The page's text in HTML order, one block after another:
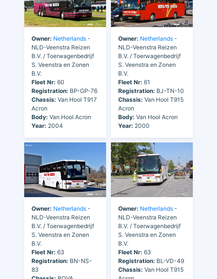
Owner: Netherlands -
NLD-Veenstra Reizen
B.V. / Toerwagenbedrijf
S. Veenstra en Zonen
B.V.
Fleet Nr: 60
Registration: BP-GP-76
Chassis: Van Hool T917
Acron
Body: Van Hool Acron
Year: 2004
Owner: Netherlands -
NLD-Veenstra Reizen
B.V. / Toerwagenbedrijf
S. Veenstra en Zonen
B.V.
Fleet Nr: 61
Registration: BJ-TN-10
Chassis: Van Hool T915
Acron
Body: Van Hool Acron
Year: 2000
Owner: Netherlands -
NLD-Veenstra Reizen
B.V. / Toerwagenbedrijf
S. Veenstra en Zonen
B.V.
Fleet Nr: 63
Registration: BN-NS-
83
Owner: Netherlands -
NLD-Veenstra Reizen
B.V. / Toerwagenbedrijf
S. Veenstra en Zonen
B.V.
Fleet Nr: 63
Registration: BL-VD-49
Chassis: Van Hool T915